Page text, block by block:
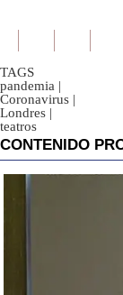
TAGS
pandemia |
Coronavirus |
Londres |
teatros